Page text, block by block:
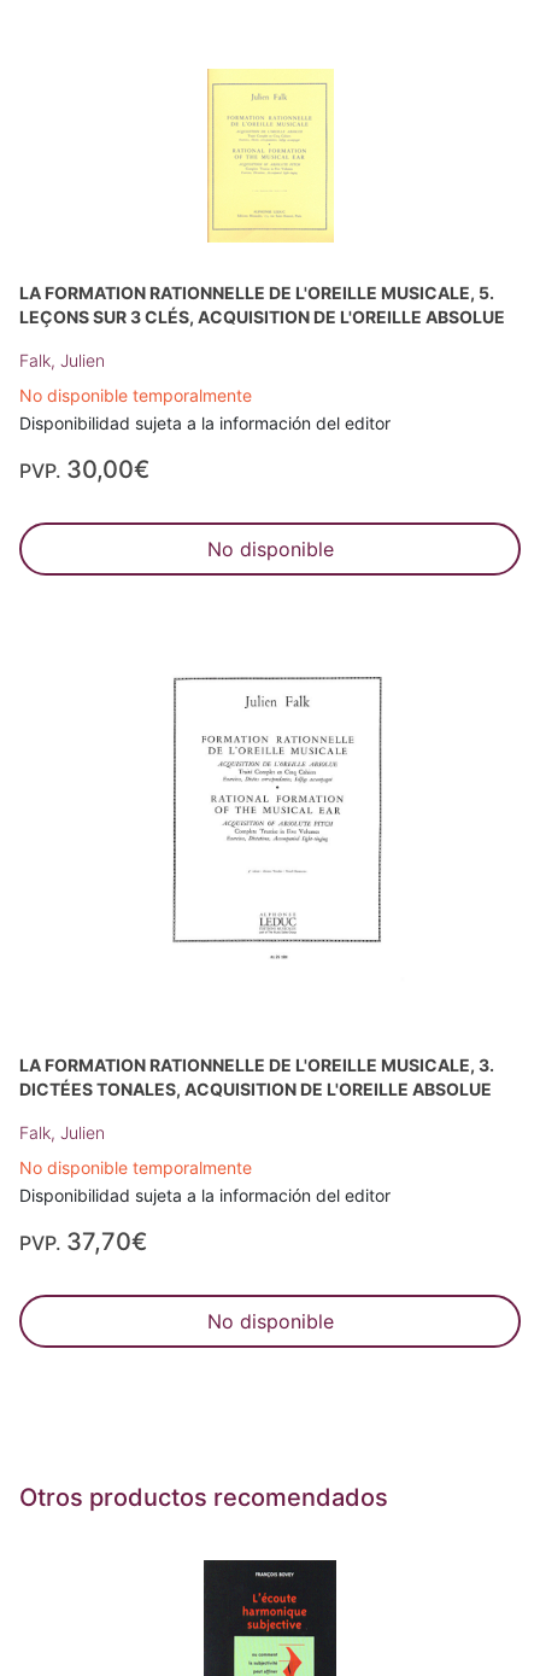
LA FORMATION RATIONNELLE DE L'OREILLE MUSICALE, 5.
LEÇONS SUR 3 CLÉS, ACQUISITION DE L'OREILLE ABSOLUE
Falk, Julien
No disponible temporalmente
Disponibilidad sujeta a la información del editor
PVP. 30,00€
No disponible
LA FORMATION RATIONNELLE DE L'OREILLE MUSICALE, 3.
DICTÉES TONALES, ACQUISITION DE L'OREILLE ABSOLUE
Falk, Julien
No disponible temporalmente
Disponibilidad sujeta a la información del editor
PVP. 37,70€
No disponible
Otros productos recomendados